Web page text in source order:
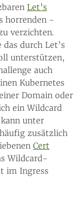
Let’s
horrenden -
verzichten.
durch Let’s
unterstützen,
auch
Kubernetes
Domain oder
ein Wildcard
unter
zusätzlich
Cert
Wildcard-
im Ingress